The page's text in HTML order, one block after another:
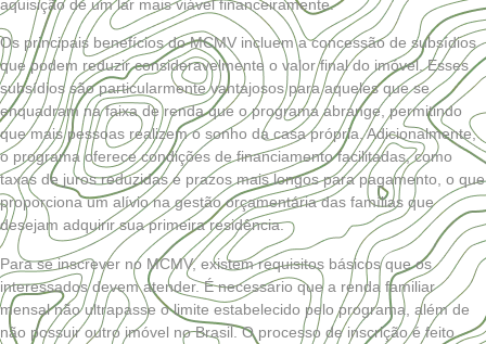
aquisição de um lar mais viável financeiramente.
Os principais benefícios do MCMV incluem a concessão de subsídios
que podem reduzir consideravelmente o valor final do imóvel. Esses
subsídios são particularmente vantajosos para aqueles que se
enquadram na faixa de renda que o programa abrange, permitindo
que mais pessoas realizem o sonho da casa própria. Adicionalmente,
o programa oferece condições de financiamento facilitadas, como
taxas de juros reduzidas e prazos mais longos para pagamento, o que
proporciona um alívio na gestão orçamentária das famílias que
desejam adquirir sua primeira residência.
Para se inscrever no MCMV, existem requisitos básicos que os
interessados devem atender. É necessário que a renda familiar
mensal não ultrapasse o limite estabelecido pelo programa, além de
não possuir outro imóvel no Brasil. O processo de inscrição é feito